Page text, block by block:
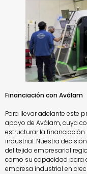
Financiación con Aválam
Para llevar adelante este
apoyo de Aválam, cuya
estructurar la
industrial. Nuestra
del tejido empresarial
como su capacidad para
empresa industrial en